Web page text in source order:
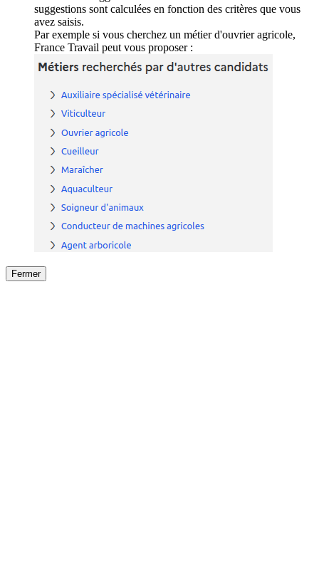
suggestions sont calculées en fonction des critères que vous
avez saisis.
Par exemple si vous cherchez un métier d'ouvrier agricole,
France Travail peut vous proposer :
Fermer